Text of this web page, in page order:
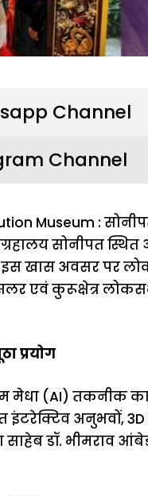
Channel
Channel
Museum :
सोनीपत
इस खास अवसर पर
एवं कुरूक्षेत्र
प्रयोग
मेधा (AI) तकनीक
इंटरेक्टिव अनुभवों,
साहेब डॉ. भीमराव